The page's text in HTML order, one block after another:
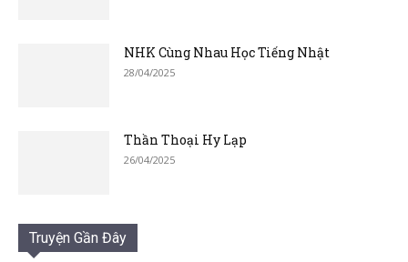
NHK Cùng Nhau Học Tiếng Nhật
28/04/2025
Thần Thoại Hy Lạp
26/04/2025
Truyện Gần Đây